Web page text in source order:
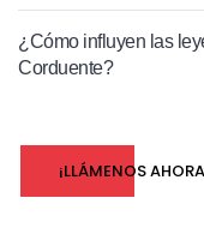
¿Cómo influyen las
Corduente?
¡LLÁMENOS